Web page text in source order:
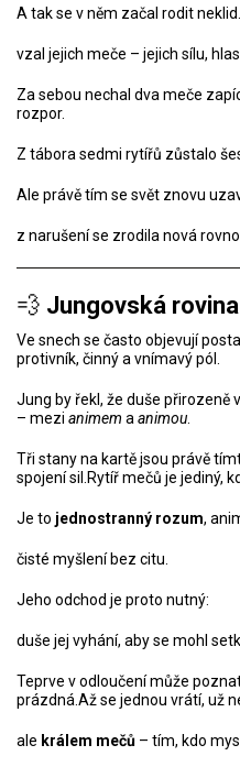
A tak se v něm začal rodit
vzal jejich meče – jejich sílu,
Za sebou nechal dva meče
rozpor.
Z tábora sedmi rytířů zůstalo
Ale právě tím se svět znovu
z narušení se zrodila nová
💨 Jungovská
Ve snech se často objevují
protivník, činný a vnímavý pól.
Jung by řekl, že duše
– mezi animem aanimou.
Tři stany na kartě jsou právě
spojení sil.Rytíř mečů je jediný,
Je to jednostranný rozum,
čisté myšlení bez citu.
Jeho odchod je proto nutný:
duše jej vyhání, aby se mohl
Teprve v odloučení může
prázdná.Až se jednou vrátí, už
ale králem mečů – tím, kdo